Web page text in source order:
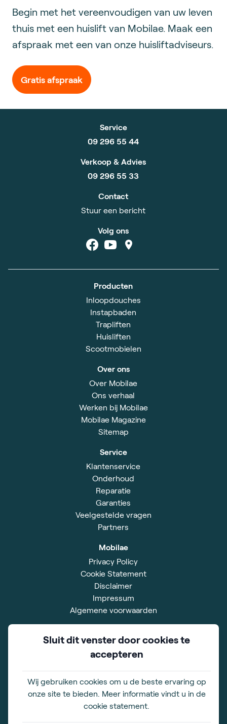
Begin met het vereenvoudigen van uw leven
thuis met een huislift van Mobilae. Maak een
afspraak met een van onze huisliftadviseurs.
Gratis afspraak
Service
09 296 55 44
Verkoop & Advies
09 296 55 33
Contact
Stuur een bericht
Volg ons
Producten
Inloopdouches
Instapbaden
Trapliften
Huisliften
Scootmobielen
Over ons
Over Mobilae
Ons verhaal
Werken bij Mobilae
Mobilae Magazine
Sitemap
Service
Klantenservice
Onderhoud
Reparatie
Garanties
Veelgestelde vragen
Partners
Mobilae
Privacy Policy
Cookie Statement
Disclaimer
Impressum
Algemene voorwaarden
Xavier De Cocklaan 42
9831 Deurle
BE 0828.528.567
Openingstijden
ma. t/m vr. 09.00-17.00 uur
Sluit dit venster door cookies te
accepteren
Wij gebruiken cookies om u de beste ervaring op
onze site te bieden. Meer informatie vindt u in de
cookie statement.